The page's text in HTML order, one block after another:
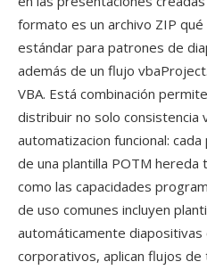
formato es un archivo ZIP
estándar para patrones de
además de un flujo
VBA. Está combinación
distribuir no solo consistencia
automatizacion funcional:
de una plantilla POTM
como las capacidades
de uso comunes incluyen
automáticamente
corporativos, aplican flujos